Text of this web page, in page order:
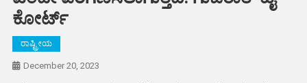
ಕೋರ್ಟ್
ರಾಷ್ಟ್ರೀಯ
December 20, 2023